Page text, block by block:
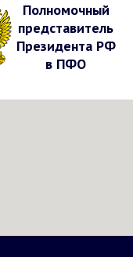
Полномочный
представитель
Президента РФ
в ПФО